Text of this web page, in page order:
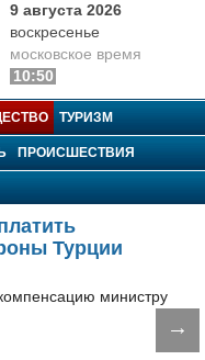
9 августа 2026
воскресенье
московское время
10:50
ТУРИЗМ
ПРОИСШЕСТВИЯ
Турции
→